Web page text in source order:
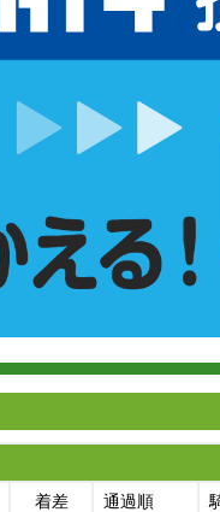
着差 通過順